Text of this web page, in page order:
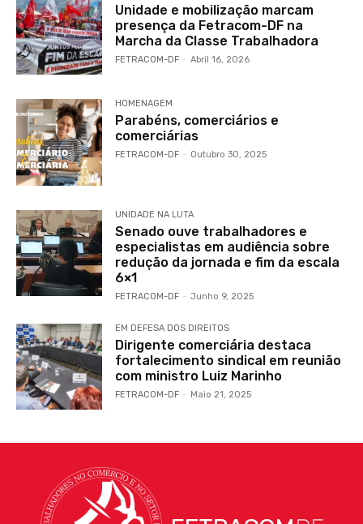
Unidade e mobilização marcam
presença da Fetracom-DF na
Marcha da Classe Trabalhadora
FETRACOM-DF - Abril 16, 2026
HOMENAGEM
Parabéns, comerciários e
comerciárias
FETRACOM-DF - Outubro 30, 2025
UNIDADE NA LUTA
Senado ouve trabalhadores e
especialistas em audiência sobre
redução da jornada e fim da escala
6×1
FETRACOM-DF - Junho 9, 2025
EM DEFESA DOS DIREITOS
Dirigente comerciária destaca
fortalecimento sindical em reunião
com ministro Luiz Marinho
FETRACOM-DF - Maio 21, 2025